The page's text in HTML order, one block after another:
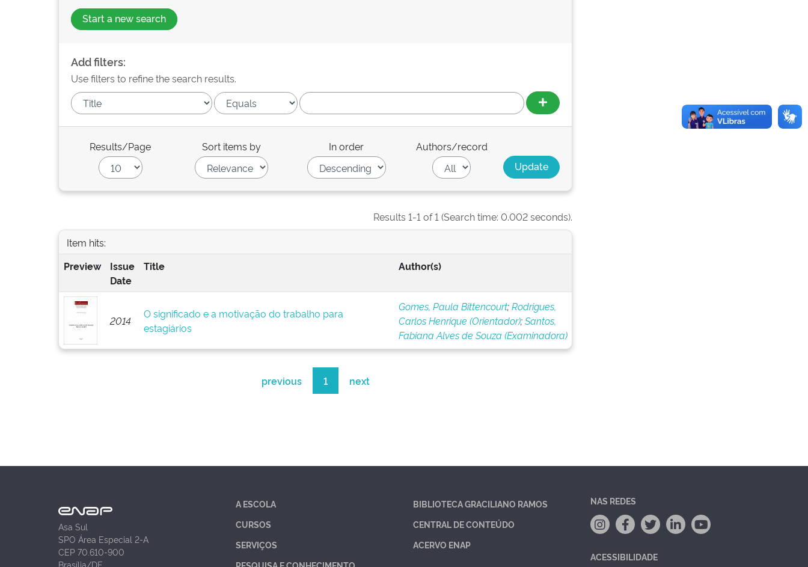
Start a new search
Add filters:
Use filters to refine the search results.
Results/Page Sort items by In order Authors/record
Results 1-1 of 1 (Search time: 0.002 seconds).
Item hits:
Preview
Issue
Date
Title Author(s)
2014
O significado e a motivação do trabalho para
estagiários
Gomes, Paula Bittencourt;Rodrigues,
Carlos Henrique (Orientador);Santos,
Fabiana Alves de Souza (Examinadora)
previous 1 next
Asa Sul
SPO Área Especial 2-A
CEP 70.610-900
Brasília/DF
A ESCOLA
CURSOS
SERVIÇOS
BIBLIOTECA GRACILIANO RAMOS
CENTRAL DE CONTEÚDO
ACERVO ENAP
NAS REDES
ACESSIBILIDADE